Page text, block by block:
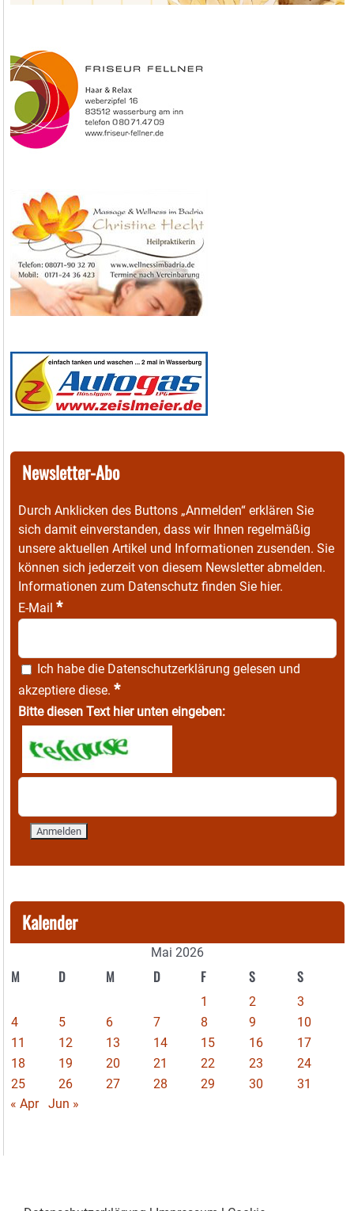
Newsletter-Abo
Durch Anklicken des Buttons „Anmelden“ erklären Sie
sich damit einverstanden, dass wir Ihnen regelmäßig
unsere aktuellen Artikel und Informationen zusenden. Sie
können sich jederzeit von diesem Newsletter abmelden.
Informationen zum Datenschutz finden Sie hier.
E-Mail *
Ich habe die Datenschutzerklärung gelesen und
akzeptiere diese. *
Bitte diesen Text hier unten eingeben:
Kalender
Mai 2026
M D M D F S S
1 2
3
4
5 6 7 8 9
10
11
12 13 14 15 16
17
18
19 20 21 22 23
24
25
26 27 28 29 30
31
« Apr
Jun »